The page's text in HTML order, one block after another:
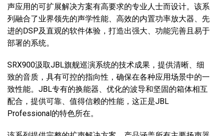
声应用的可扩展解决方案有高要求的专业人士而设计。该系
列融合了业界领先的声学性能、高效的内置功率放大器、先
进的DSP及直观的软件体验，打造出强大、功能完善且易于
部署的系统。
SRX900汲取JBL旗舰巡演系统的技术成果，提供清晰、细
致的音质，具有可控的指向性，确保在各种应用场景中的一
致性能。JBL专有的换能器、优化的波导和坚固的箱体相互
配合，提供可靠、值得信赖的性能，这正是JBL
Professional的特色所在。